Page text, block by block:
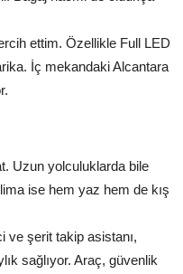
ettim. Özellikle Full LED
İç mekandaki Alcantara
Uzun yolculuklarda bile
ise hem yaz hem de kış
ve şerit takip asistanı,
sağlıyor. Araç, güvenlik